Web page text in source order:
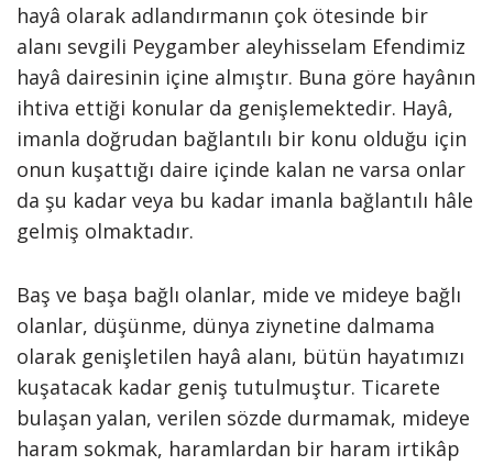
hayâ olarak adlandırmanın çok ötesinde bir
alanı sevgili Peygamber aleyhisselam Efendimiz
hayâ dairesinin içine almıştır. Buna göre hayânın
ihtiva ettiği konular da genişlemektedir. Hayâ,
imanla doğrudan bağlantılı bir konu olduğu için
onun kuşattığı daire içinde kalan ne varsa onlar
da şu kadar veya bu kadar imanla bağlantılı hâle
gelmiş olmaktadır.
Baş ve başa bağlı olanlar, mide ve mideye bağlı
olanlar, düşünme, dünya ziynetine dalmama
olarak genişletilen hayâ alanı, bütün hayatımızı
kuşatacak kadar geniş tutulmuştur. Ticarete
bulaşan yalan, verilen sözde durmamak, mideye
haram sokmak, haramlardan bir haram irtikâp